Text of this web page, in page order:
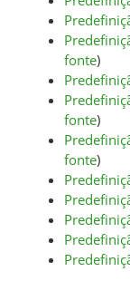
fonte)
fonte)
fonte)